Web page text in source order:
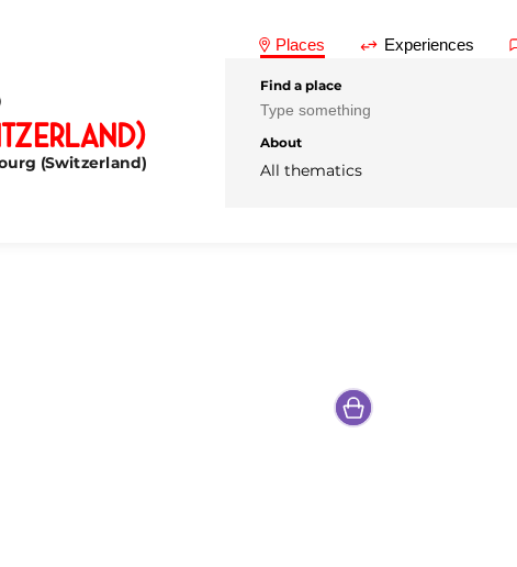
(Switzerland)
Places Experiences
Find a place
About
All thematics